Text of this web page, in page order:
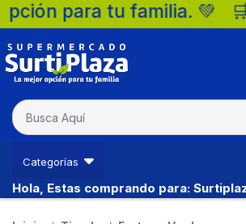
para tu familia. 💚 🛒
Categorías
Hola, Estas comprando para: